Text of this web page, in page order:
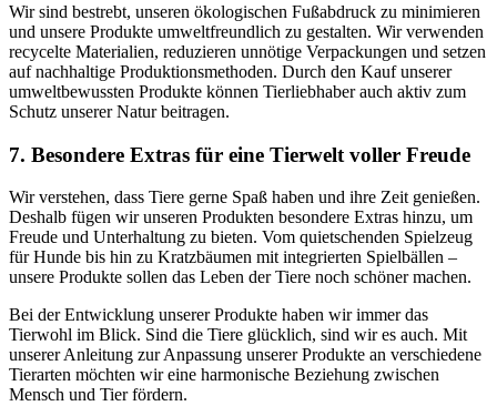
Wir​ sind bestrebt, unseren ökologischen Fußabdruck zu minimieren
und unsere Produkte umweltfreundlich zu gestalten. Wir verwenden
recycelte Materialien, reduzieren unnötige ⁣Verpackungen und⁢ setzen
auf nachhaltige Produktionsmethoden. Durch den​ Kauf unserer
umweltbewussten Produkte können ⁣Tierliebhaber auch aktiv zum
Schutz unserer Natur beitragen.
7. Besondere Extras für eine Tierwelt voller Freude
Wir verstehen, dass Tiere gerne Spaß haben und ihre Zeit genießen.
Deshalb fügen wir unseren Produkten besondere Extras hinzu, um
Freude und Unterhaltung zu bieten.​ Vom quietschenden ⁤Spielzeug
für Hunde bis hin zu Kratzbäumen mit integrierten Spielbällen –
unsere Produkte sollen das Leben der ‌Tiere⁤ noch schöner machen.
Bei der Entwicklung⁣ unserer Produkte haben ⁣wir immer das
Tierwohl im Blick. Sind die Tiere glücklich, ⁤sind wir ‍es auch. Mit
unserer ⁤Anleitung zur Anpassung unserer Produkte an verschiedene
Tierarten möchten wir eine harmonische Beziehung zwischen
Mensch und Tier fördern.